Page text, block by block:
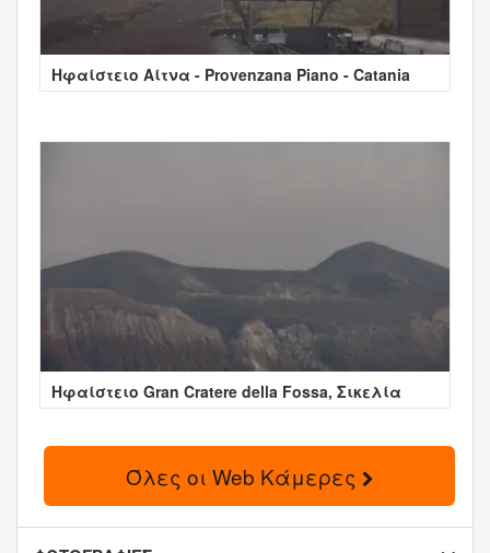
Ηφαίστειο Αίτνα - Provenzana Piano - Catania
Ηφαίστειο Gran Cratere della Fossa, Σικελία
Όλες οι Web Κάμερες